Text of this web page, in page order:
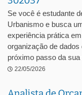
Se você é estudante
Urbanismo e busca
experiência prática
organização de
próximo passo da
22/05/2026